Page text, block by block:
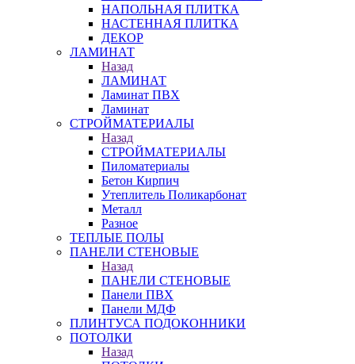
НАПОЛЬНАЯ ПЛИТКА
НАСТЕННАЯ ПЛИТКА
ДЕКОР
ЛАМИНАТ
Назад
ЛАМИНАТ
Ламинат ПВХ
Ламинат
СТРОЙМАТЕРИАЛЫ
Назад
СТРОЙМАТЕРИАЛЫ
Пиломатериалы
Бетон Кирпич
Утеплитель Поликарбонат
Металл
Разное
ТЕПЛЫЕ ПОЛЫ
ПАНЕЛИ СТЕНОВЫЕ
Назад
ПАНЕЛИ СТЕНОВЫЕ
Панели ПВХ
Панели МДФ
ПЛИНТУСА ПОДОКОННИКИ
ПОТОЛКИ
Назад